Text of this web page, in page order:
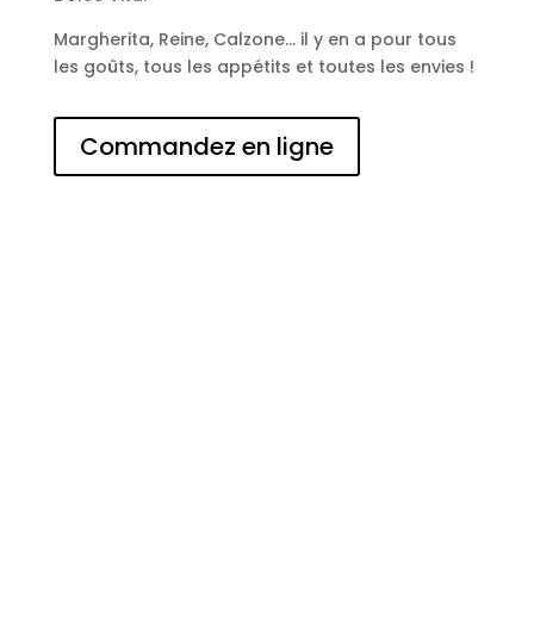
Margherita, Reine, Calzone… il y en a pour tous
les goûts, tous les appétits et toutes les envies !
Commandez en ligne